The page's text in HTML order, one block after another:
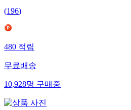
(196)
480 적립
무료배송
10,928명 구매중